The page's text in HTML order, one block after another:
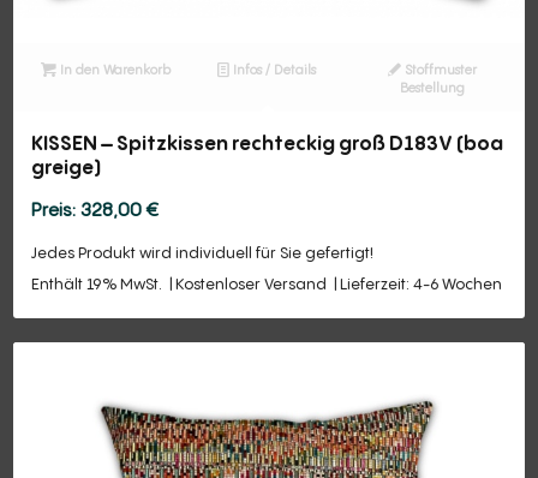
In den Warenkorb Infos / Details
Stoffmuster
Bestellung
KISSEN – Spitzkissen rechteckig groß D183V (boa
greige)
328,00€
Jedes Produkt wird individuell für Sie gefertigt!
Enthält 19% MwSt.
Kostenloser Versand Lieferzeit: 4-6 Wochen